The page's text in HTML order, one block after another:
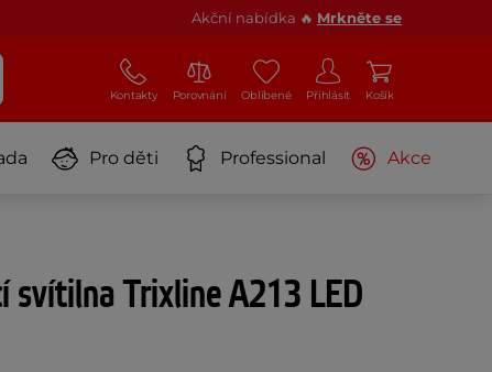
Akční nabídka 🔥 Mrkněte se
Kontakty Porovnání Oblíbené Přihlásit Košík
Pro děti Professional Akce
svítilna Trixline A213 LED